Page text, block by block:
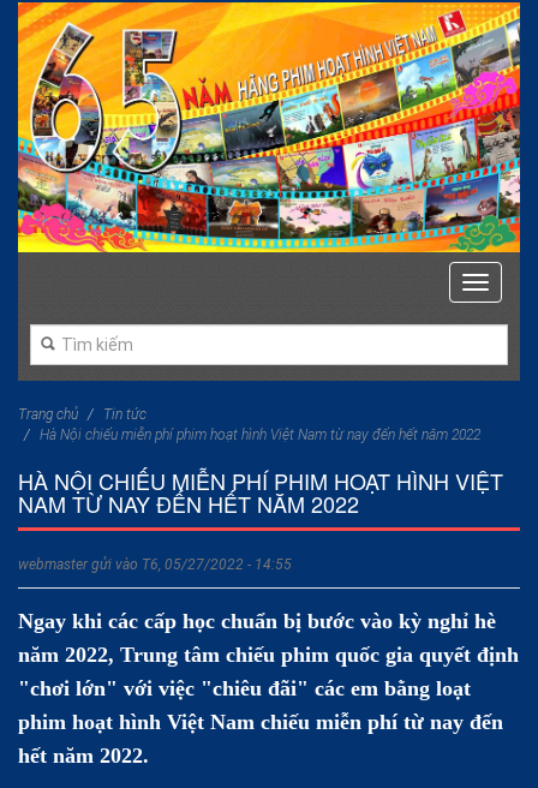
Nhảy
đến
nội
dung
Toggle
Biểu
mẫu
tìm
kiếm
Trang chủ
Tin tức
Hà Nội chiếu miễn phí phim hoạt hình Việt Nam từ nay đến hết năm 2022
HÀ NỘI CHIẾU MIỄN PHÍ PHIM HOẠT HÌNH VIỆT
NAM TỪ NAY ĐẾN HẾT NĂM 2022
webmaster gửi vào T6, 05/27/2022 - 14:55
Ngay khi các cấp học chuẩn bị bước vào kỳ nghỉ hè
năm 2022, Trung tâm chiếu phim quốc gia quyết định
"chơi lớn" với việc "chiêu đãi" các em bằng loạt
phim hoạt hình Việt Nam chiếu miễn phí từ nay đến
hết năm 2022.